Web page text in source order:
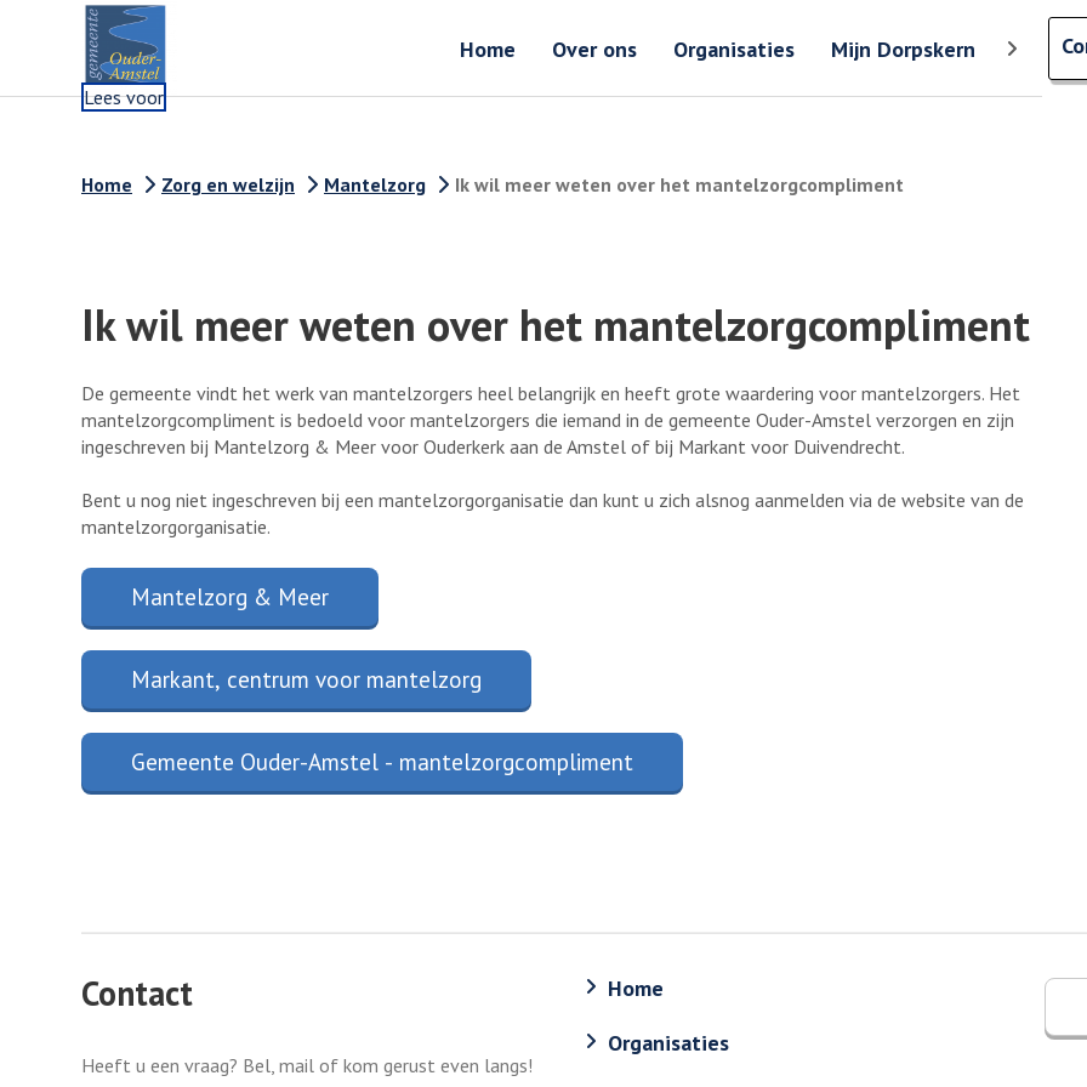
Home Over ons Organisaties Mijn Dorpskern Toon
Lees voor
Zoeken
Home Zorg en welzijn Mantelzorg Ik wil meer weten over het mantelzorgcompliment
Ik wil meer weten over het mantelzorgcompliment
De gemeente vindt het werk van mantelzorgers heel belangrijk en heeft grote waardering voor mantelzorgers. Het
mantelzorgcompliment is bedoeld voor mantelzorgers die iemand in de gemeente Ouder-Amstel verzorgen en zijn
ingeschreven bij Mantelzorg & Meer voor Ouderkerk aan de Amstel of bij Markant voor Duivendrecht.
Bent u nog niet ingeschreven bij een mantelzorgorganisatie dan kunt u zich alsnog aanmelden via de website van de
mantelzorgorganisatie.
Mantelzorg & Meer
Markant, centrum voor mantelzorg
Gemeente Ouder-Amstel - mantelzorgcompliment
Contact
Heeft u een vraag? Bel, mail of kom gerust even langs!
Home
Organisaties